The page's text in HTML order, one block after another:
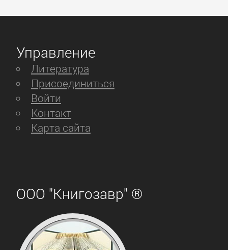
Управление
Литература
Присоединиться
Войти
Контакт
Карта сайта
ООО "Книгозавр" ®